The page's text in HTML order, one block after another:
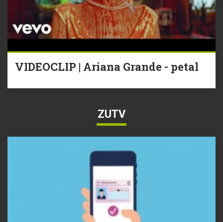
VIDEOCLIP | Ariana Grande - petal
ZUTV